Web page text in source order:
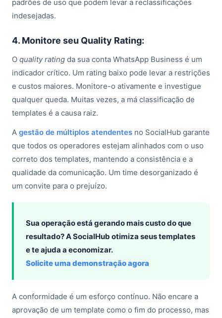
padrões de uso que podem levar a reclassificações
indesejadas.
4. Monitore seu Quality Rating:
O quality rating da sua conta WhatsApp Business é um
indicador crítico. Um rating baixo pode levar a restrições
e custos maiores. Monitore-o ativamente e investigue
qualquer queda. Muitas vezes, a má classificação de
templates é a causa raiz.
A gestão de múltiplos atendentes no SocialHub garante
que todos os operadores estejam alinhados com o uso
correto dos templates, mantendo a consistência e a
qualidade da comunicação. Um time desorganizado é
um convite para o prejuízo.
Sua operação está gerando mais custo do que
resultado? A SocialHub otimiza seus templates
e te ajuda a economizar.
Solicite uma demonstração agora
A conformidade é um esforço contínuo. Não encare a
aprovação de um template como o fim do processo, mas